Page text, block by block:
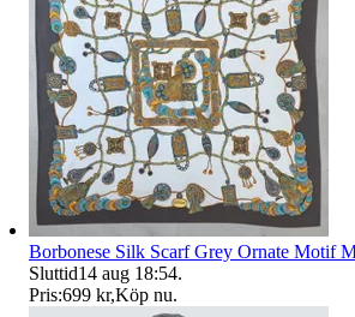
Borbonese Silk Scarf Grey Ornate Motif
Sluttid14 aug 18:54.
Pris:699 kr,Köp nu.